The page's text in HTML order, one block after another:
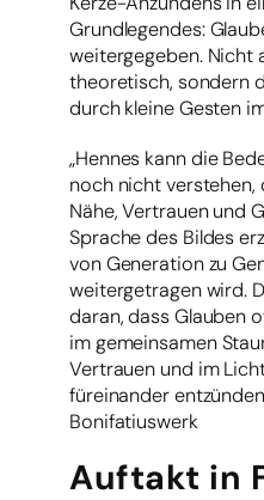
Grundlegendes:
weitergegeben. Nicht
theoretisch, sondern
durch kleine Gesten
„Hennes kann die
noch nicht
Nähe, Vertrauen und
Sprache des Bildes
von Generation zu
weitergetragen wird.
daran, dass Glauben
im gemeinsamen
Vertrauen und im
füreinander
Bonifatiuswerk
Auftakt in